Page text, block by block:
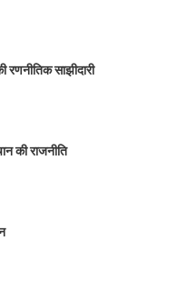
साझीदारी
की राजनीति